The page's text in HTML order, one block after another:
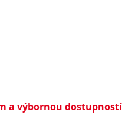
a výbornou